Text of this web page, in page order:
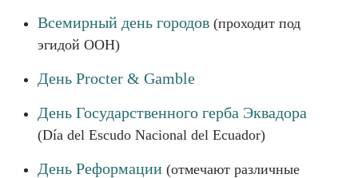
Всемирный день городов (проходит под
эгидой ООН)
День Procter & Gamble
День Государственного герба Эквадора
(Día del Escudo Nacional del Ecuador)
День Реформации (отмечают различные